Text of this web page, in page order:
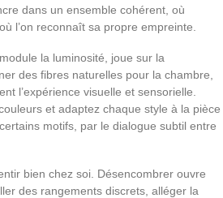
dans un ensemble cohérent, où
l’on reconnaît sa propre empreinte.
la luminosité, joue sur la
des fibres naturelles pour la chambre,
l’expérience visuelle et sensorielle.
et adaptez chaque style à la pièce
motifs, par le dialogue subtil entre
bien chez soi. Désencombrer ouvre
des rangements discrets, alléger la